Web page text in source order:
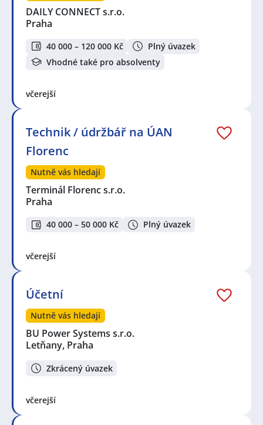
DAILY CONNECT s.r.o.
Praha
40 000 – 120 000 Kč
Plný úvazek
Vhodné také pro absolventy
včerejší
Technik / údržbář na ÚAN
Florenc
Nutně vás hledají
Terminál Florenc s.r.o.
Praha
40 000 – 50 000 Kč Plný úvazek
včerejší
Účetní
Nutně vás hledají
BU Power Systems s.r.o.
Letňany, Praha
Zkrácený úvazek
včerejší